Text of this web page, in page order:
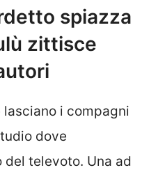
spiazza
zittisce
i compagni
dove
del televoto. Una ad